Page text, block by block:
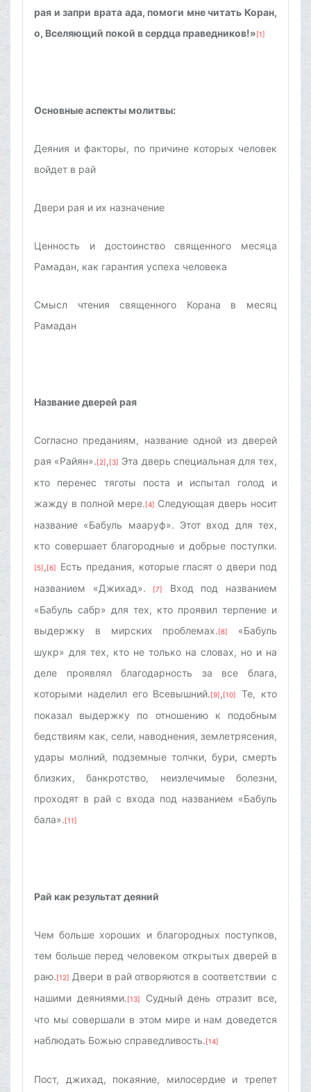
рая и запри врата ада, помоги мне читать Коран,
о, Вселяющий покой в сердца праведников!»[1]
Основные аспекты молитвы:
Деяния и факторы, по причине которых человек
войдет в рай
Двери рая и их назначение
Ценность и достоинство священного месяца
Рамадан, как гарантия успеха человека
Смысл чтения священного Корана в месяц
Рамадан
Название дверей рая
Согласно преданиям, название одной из дверей
рая «Райян».[2],[3] Эта дверь специальная для тех,
кто перенес тяготы поста и испытал голод и
жажду в полной мере.[4] Следующая дверь носит
название «Бабуль мааруф». Этот вход для тех,
кто совершает благородные и добрые поступки.
[5],[6]
Есть предания, которые гласят о двери под
названием «Джихад».
[7]
Вход под названием
«Бабуль сабр» для тех, кто проявил терпение и
выдержку в мирских проблемах.[8]
«Бабуль
шукр» для тех, кто не только на словах, но и на
деле проявлял благодарность за все блага,
которыми наделил его Всевышний.[9],[10]
Те, кто
показал выдержку по отношению к подобным
бедствиям как, сели, наводнения, землетрясения,
удары молний, подземные толчки, бури, смерть
близких, банкротство, неизлечимые болезни,
проходят в рай с входа под названием «Бабуль
бала».[11]
Рай как результат деяний
Чем больше хороших и благородных поступков,
тем больше перед человеком открытых дверей в
раю.[12] Двери в рай отворяются в соответствии с
нашими деяниями.[13]
Судный день отразит все,
что мы совершали в этом мире и нам доведется
наблюдать Божью справедливость.[14]
Пост, джихад, покаяние, милосердие и трепет